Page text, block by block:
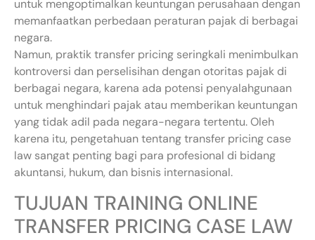
untuk mengoptimalkan keuntungan perusahaan dengan
memanfaatkan perbedaan peraturan pajak di berbagai
negara.
Namun, praktik transfer pricing seringkali menimbulkan
kontroversi dan perselisihan dengan otoritas pajak di
berbagai negara, karena ada potensi penyalahgunaan
untuk menghindari pajak atau memberikan keuntungan
yang tidak adil pada negara-negara tertentu. Oleh
karena itu, pengetahuan tentang transfer pricing case
law sangat penting bagi para profesional di bidang
akuntansi, hukum, dan bisnis internasional.
TUJUAN TRAINING ONLINE
TRANSFER PRICING CASE LAW